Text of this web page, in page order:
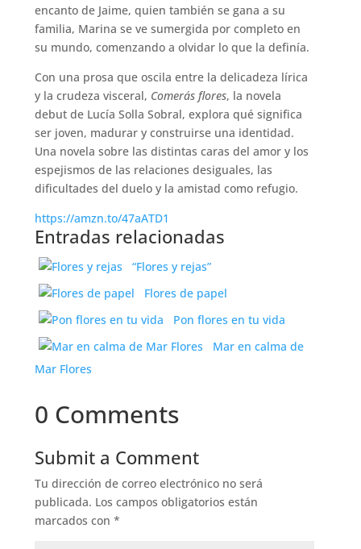
encanto de Jaime, quien también se gana a su
familia, Marina se ve sumergida por completo en
su mundo, comenzando a olvidar lo que la definía.
Con una prosa que oscila entre la delicadeza lírica
y la crudeza visceral, Comerás flores, la novela
debut de Lucía Solla Sobral, explora qué significa
ser joven, madurar y construirse una identidad.
Una novela sobre las distintas caras del amor y los
espejismos de las relaciones desiguales, las
dificultades del duelo y la amistad como refugio.
https://amzn.to/47aATD1
Entradas relacionadas
“Flores y rejas”
Flores de papel
Pon flores en tu vida
Mar en calma de
Mar Flores
0 Comments
Submit a Comment
Tu dirección de correo electrónico no será
publicada. Los campos obligatorios están
marcados con*